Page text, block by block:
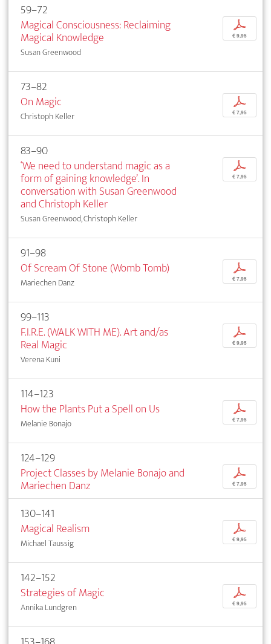
59–72
Magical Consciousness: Reclaiming
Magical Knowledge
Susan Greenwood
p
€ 9,95
73–82
On Magic
Christoph Keller
p
€ 7,95
83–90
‘We need to understand magic as a
form of gaining knowledge’. In
conversation with Susan Greenwood
and Christoph Keller
Susan Greenwood, Christoph Keller
p
€ 7,95
91–98
Of Scream Of Stone (Womb Tomb)
Mariechen Danz
p
€ 7,95
99–113
F.I.R.E. (WALK WITH ME). Art and/as
Real Magic
Verena Kuni
p
€ 9,95
114–123
How the Plants Put a Spell on Us
Melanie Bonajo
p
€ 7,95
124–129
Project Classes by Melanie Bonajo and
Mariechen Danz
p
€ 7,95
130–141
Magical Realism
Michael Taussig
p
€ 9,95
142–152
Strategies of Magic
Annika Lundgren
p
€ 9,95